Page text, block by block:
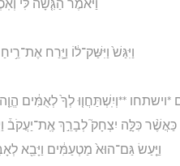
וַיֹּ֗אמֶר הַגִּ֤שָׁה לִּי֙
וַיִּגַּשׁ֙ וַיִּשַּׁק־ל֔וֹ וַיָּ֛רַח
*וישתחו **וְיִֽשְׁתַּחֲו֤וּ לְךָ֙ לְאֻמִּ֔ים
כַּאֲשֶׁ֨ר כִּלָּ֣ה יִצְחָק֮ לְבָרֵ֣ךְ אֶֽת־יַעֲקֹב֒
וַיַּ֤עַשׂ גַּם־הוּא֙ מַטְעַמִּ֔ים וַיָּבֵ֖א